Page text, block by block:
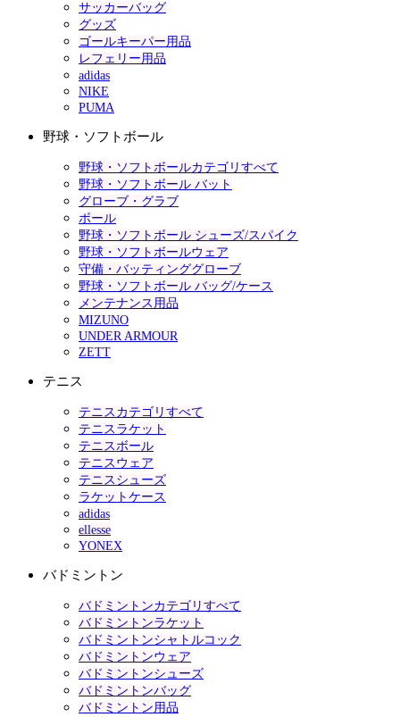
サッカーバッグ
グッズ
ゴールキーパー用品
レフェリー用品
adidas
NIKE
PUMA
野球・ソフトボール
野球・ソフトボールカテゴリすべて
野球・ソフトボール バット
グローブ・グラブ
ボール
野球・ソフトボール シューズ/スパイク
野球・ソフトボールウェア
守備・バッティンググローブ
野球・ソフトボール バッグ/ケース
メンテナンス用品
MIZUNO
UNDER ARMOUR
ZETT
テニス
テニスカテゴリすべて
テニスラケット
テニスボール
テニスウェア
テニスシューズ
ラケットケース
adidas
ellesse
YONEX
バドミントン
バドミントンカテゴリすべて
バドミントンラケット
バドミントンシャトルコック
バドミントンウェア
バドミントンシューズ
バドミントンバッグ
バドミントン用品